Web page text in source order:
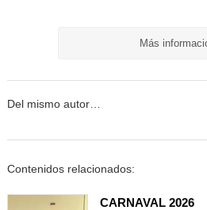
Más
Del mismo autor…
Contenidos relacionados:
CARNAVAL 2026